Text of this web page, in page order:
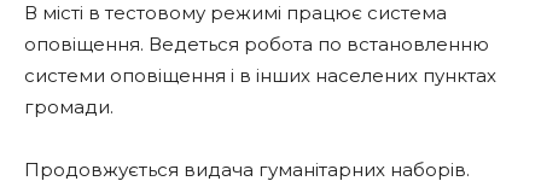
В місті в тестовому режимі працює система
оповіщення. Ведеться робота по встановленню
системи оповіщення і в інших населених пунктах
громади.
Продовжується видача гуманітарних наборів.